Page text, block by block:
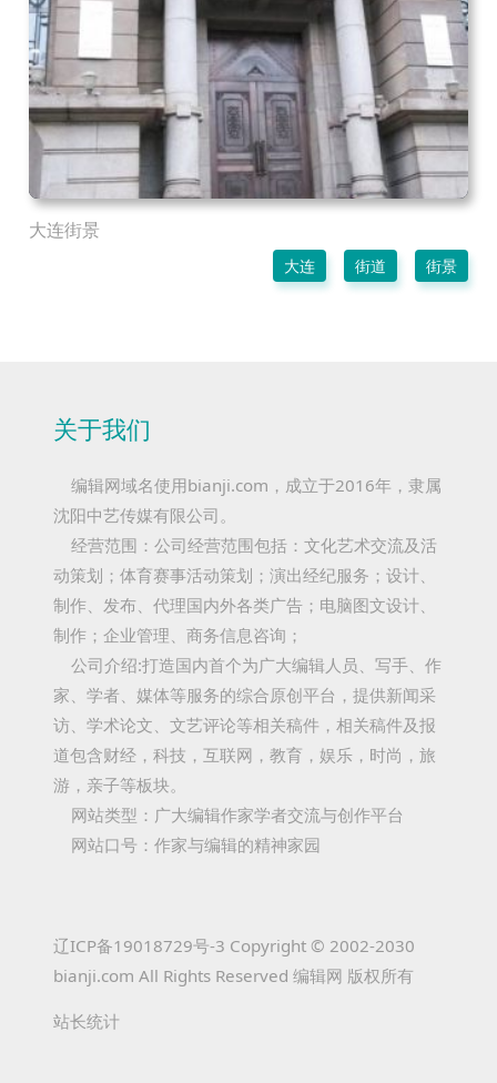
大连街景
大连 街道 街景
关于我们
编辑网域名使用bianji.com，成立于2016年，隶属
沈阳中艺传媒有限公司。
经营范围：公司经营范围包括：文化艺术交流及活
动策划；体育赛事活动策划；演出经纪服务；设计、
制作、发布、代理国内外各类广告；电脑图文设计、
制作；企业管理、商务信息咨询；
公司介绍:打造国内首个为广大编辑人员、写手、作
家、学者、媒体等服务的综合原创平台，提供新闻采
访、学术论文、文艺评论等相关稿件，相关稿件及报
道包含财经，科技，互联网，教育，娱乐，时尚，旅
游，亲子等板块。
网站类型：广大编辑作家学者交流与创作平台
网站口号：作家与编辑的精神家园
辽ICP备19018729号-3 Copyright © 2002-2030
bianji.com All Rights Reserved 编辑网 版权所有
站长统计